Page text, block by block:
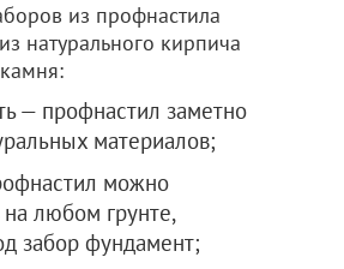
из профнастила
натурального кирпича
— профнастил заметно
материалов;
можно
на любом грунте,
забор фундамент;